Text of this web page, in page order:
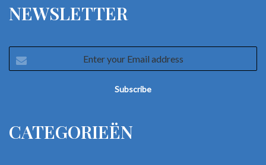
NEWSLETTER
your
CATEGORIEËN